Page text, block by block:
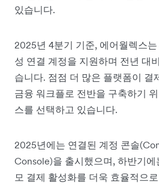
있습니다.
2025년 4분기 기준, 에어월렉스
성 연결 계정을 지원하며 전년 대
습니다. 점점 더 많은 플랫폼이 결
금융 워크플로 전반을 구축하기
스를 선택하고 있습니다.
2025년에는 연결된 계정 콘솔
Console)을 출시했으며, 하반기
모 결제 활성화를 더욱 효율적으